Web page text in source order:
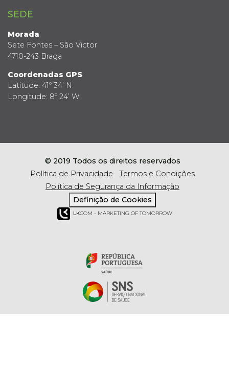
SEDE
Morada
Sete Fontes – São Victor
4710-243 Braga
Coordenadas GPS
Latitude: 41º 34’ N
Longitude: 8º 24’ W
© 2019 Todos os direitos reservados
Política de Privacidade
Termos e Condições
Política de Segurança da Informação
Definição de Cookies
LKCOM - MARKETING OF TOMORROW